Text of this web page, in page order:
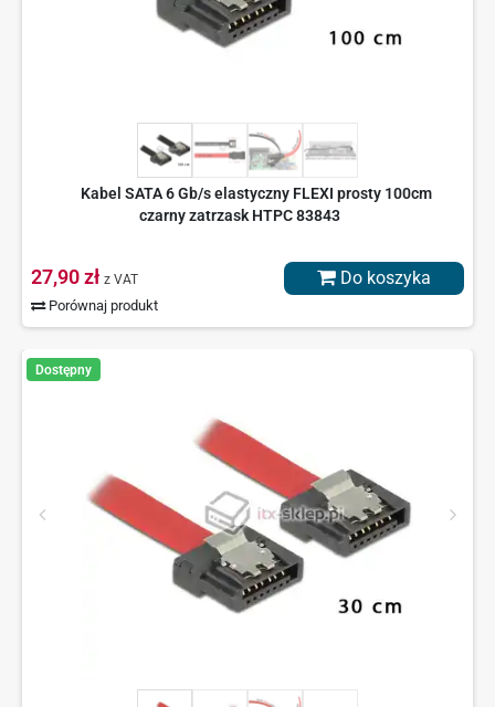
Kabel SATA 6 Gb/s elastyczny FLEXI prosty 100cm
czarny zatrzask HTPC 83843
27,90 zł z VAT
Porównaj produkt
Do koszyka
Dostępny